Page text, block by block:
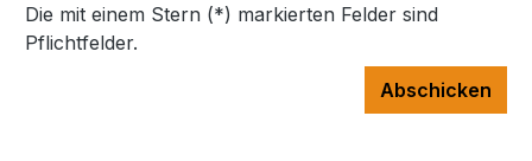
Die mit einem Stern (*) markierten Felder sind
Pflichtfelder.
Abschicken